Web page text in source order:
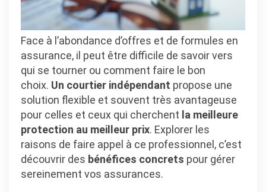
Face à l’abondance d’offres et de formules en
assurance, il peut être difficile de savoir vers
qui se tourner ou comment faire le bon
choix. Un courtier indépendant propose une
solution flexible et souvent très avantageuse
pour celles et ceux qui cherchent la meilleure
protection au meilleur prix. Explorer les
raisons de faire appel à ce professionnel, c’est
découvrir des bénéfices concrets pour gérer
sereinement vos assurances.